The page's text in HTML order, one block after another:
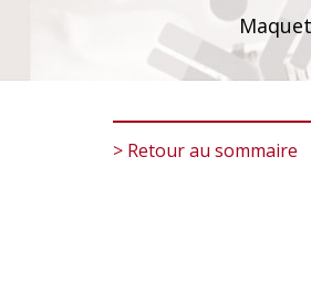
> Retour au sommaire